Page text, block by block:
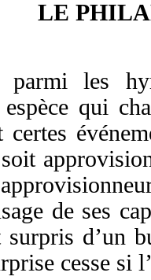
LE
parmiles
espèce qui
certes
de ses
surpris d’un
cesse si